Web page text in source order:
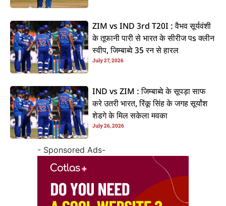
ZIM vs IND 3rd T20I : वैभव सूर्यवंशी
के तूफानी पारी से भारत के सीरीज पs क्लीन
स्वीप, जिम्बाब्वे 35 रन से हारल
July 27, 2026
IND vs ZIM : जिम्बाब्वे के सूपड़ा साफ
करे उतरी भारत, रिंकू सिंह के जगह सूर्यांश
शेडगे के मिल सकेला मवका
July 26, 2026
- Sponsored Ads-